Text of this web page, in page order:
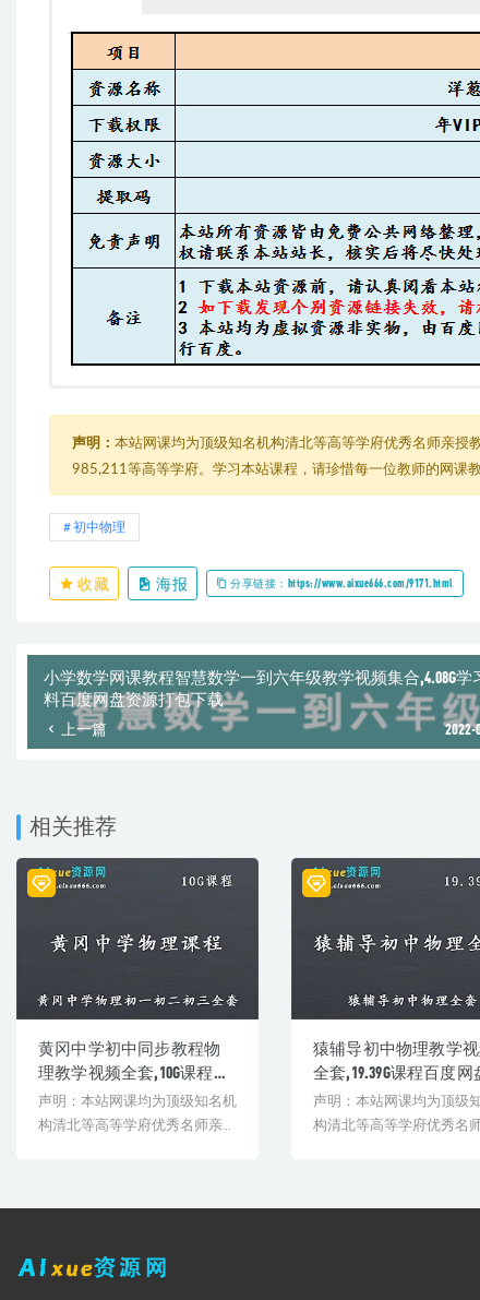
├─ 九年级全一册
│ ├─ 13-内能
│ │ ├─ 02-分子间隙.mp4
│ │ ├─ 03-分子热运动.mp4
│ │ ├─ 04-分子引力.mp4
│ │ ├─ 05-分子斥力.mp4
│ │ ├─ 07-热传递改变内能.mp4
│ │ ├─ 08-做功改变内能.mp4
│ │ ├─ 11-内能做功.mp4
│ │ ├─ 12-热机.mp4
│ │ ├─ 13-汽油机构造.mp4
│ │ ├─ 14-汽油机四冲程上.mp4
│ │ ├─ 02-电路图-上.mp4
│ │ ├─ 04-电路图-下.mp4
│ │ ├─ 05-电路三状态.mp4
│ │ ├─ 07-并联电路.mp4
│ │ ├─ 08-电路图和实物图转化.mp4
│ │ ├─ 10-电流方向.mp4
│ │ ├─ 11-电流大小(上).mp4
│ │ ├─ 12-电流大小(下).mp4
│ │ ├─ 13-认识电流表.mp4
│ │ ├─ 14-电流的测量.mp4
│ │ ├─ 15-串联电路的电流规律.mp4
│ │ ├─ 16-并联电路的电流规律.mp4
│ │ ├─ 04-滑动变阻器上.mp4
声明： 本站网课均为顶级知名机构清北等高等学府优秀名师亲授
985,211等高等学府。学习本站课程，请珍惜每一位教师的网课
初中物理
收藏 海报 分享链接：https://www.aixue666.com/9171.html
小学数学网课教程智慧数学一到六年级教学视频集合,4.08G学
料百度网盘资源打包下载
上一篇 2022-
相关推荐
黄冈中学初中同步教程物
理教学视频全套,10G课程百
度网盘资源打包下载
声明：本站网课均为顶级知名机
构清北等高等学府优秀名师亲授
猿辅导初中物理教学
全套,19.39G课程百度网
源打包下载
声明：本站网课均为顶级
构清北等高等学府优秀名师